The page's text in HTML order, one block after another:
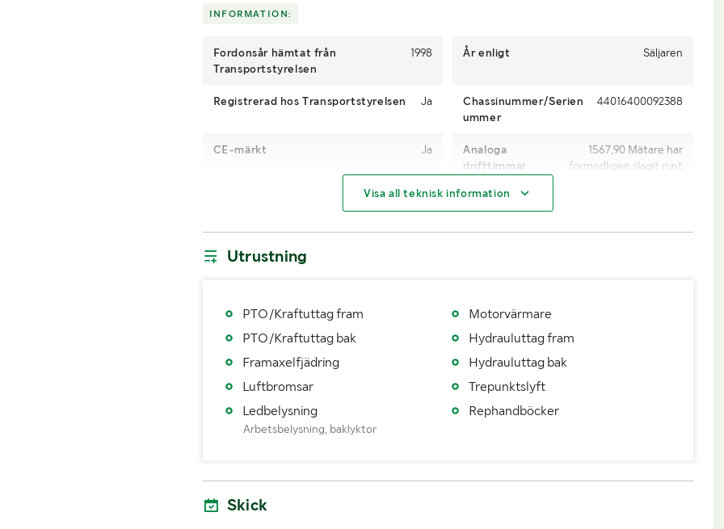
INFORMATION:
Fordonsår hämtat från
Transportstyrelsen
1998 År enligt Säljaren
Registrerad hos Transportstyrelsen Ja
Chassinummer/Serien
ummer
44016400092388
CE-märkt Ja
Analoga
drifttimmar
1567,90 Mätare har
förmodligen slagit runt
Daimler Benz Motoreffekt (kW/hk)
Drivmedel Däckmodell
Dimensioner däck fram Dimensioner däck bak
Senaste godkända besiktning Importerad
Visa all teknisk information
Utrustning
PTO/Kraftuttag fram
PTO/Kraftuttag bak
Framaxelfjädring
Luftbromsar
Ledbelysning
Arbetsbelysning, baklyktor
Motorvärmare
Hydrauluttag fram
Hydrauluttag bak
Trepunktslyft
Rephandböcker
Skick